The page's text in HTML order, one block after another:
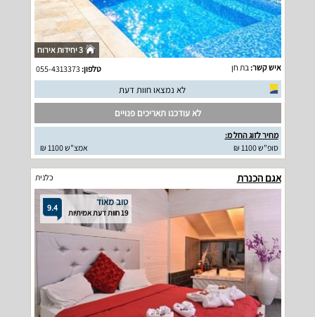
3 יחידות אירוח
איש קשר:בת חן טלפון:055-4313373
לא נמצאו חוות דעת
לא עודכנו תאריכים פנויים
מחיר לזוג החל מ:
סופ"ש 1100 ₪
אמצ"ש 1100 ₪
אגם הכנרת כלנית
9.4 טוב מאוד
19 חוות דעת אמיתיות